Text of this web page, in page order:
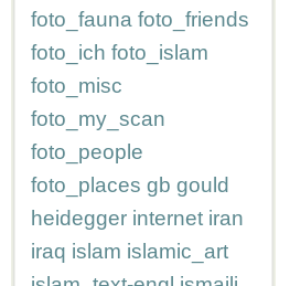
foto_fauna foto_friends
foto_ich foto_islam
foto_misc
foto_my_scan
foto_people
foto_places gb gould
heidegger internet iran
iraq islam islamic_art